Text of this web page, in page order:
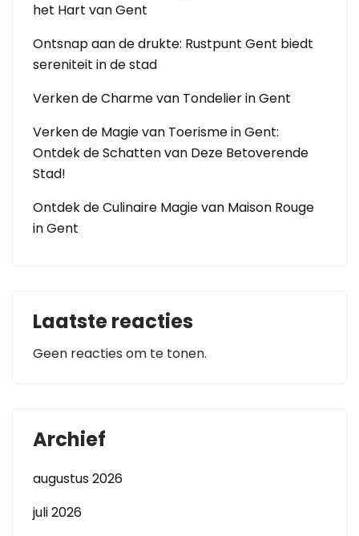
het Hart van Gent
Ontsnap aan de drukte: Rustpunt Gent biedt
sereniteit in de stad
Verken de Charme van Tondelier in Gent
Verken de Magie van Toerisme in Gent:
Ontdek de Schatten van Deze Betoverende
Stad!
Ontdek de Culinaire Magie van Maison Rouge
in Gent
Laatste reacties
Geen reacties om te tonen.
Archief
augustus 2026
juli 2026